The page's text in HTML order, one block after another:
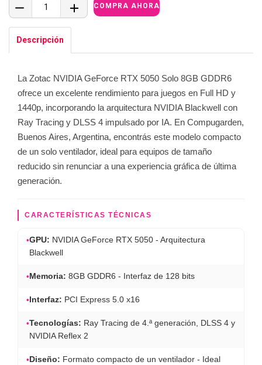
Descripción
La Zotac NVIDIA GeForce RTX 5050 Solo 8GB GDDR6
ofrece un excelente rendimiento para juegos en Full HD y
1440p, incorporando la arquitectura NVIDIA Blackwell con
Ray Tracing y DLSS 4 impulsado por IA. En Compugarden,
Buenos Aires, Argentina, encontrás este modelo compacto
de un solo ventilador, ideal para equipos de tamaño
reducido sin renunciar a una experiencia gráfica de última
generación.
CARACTERÍSTICAS TÉCNICAS
•GPU: NVIDIA GeForce RTX 5050 - Arquitectura
Blackwell
• Memoria: 8GB GDDR6 - Interfaz de 128 bits
• Interfaz: PCI Express 5.0 x16
•Tecnologías: Ray Tracing de 4.ª generación, DLSS 4 y
NVIDIA Reflex 2
• Diseño: Formato compacto de un ventilador - Ideal